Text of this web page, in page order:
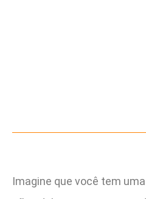
Imagine que você tem